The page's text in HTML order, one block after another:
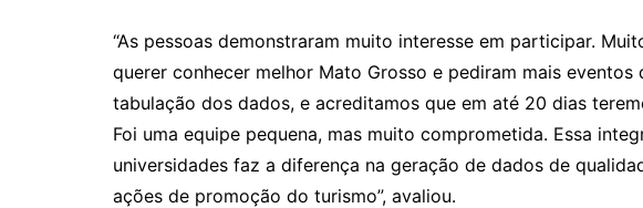
“As pessoas demonstraram muito interesse em participar.
querer conhecer melhor Mato Grosso e pediram mais
tabulação dos dados, e acreditamos que em até 20 dias
Foi uma equipe pequena, mas muito comprometida. Essa
universidades faz a diferença na geração de dados de
ações de promoção do turismo”, avaliou.